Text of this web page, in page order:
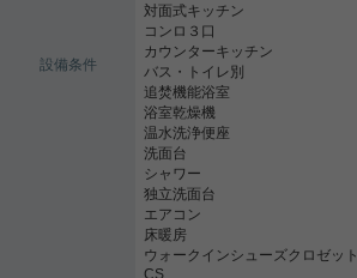
設備条件
対面式キッチン
コンロ３口
カウンターキッチン
バス・トイレ別
追焚機能浴室
浴室乾燥機
温水洗浄便座
洗面台
シャワー
独立洗面台
エアコン
床暖房
ウォークインシューズクロゼット
CS